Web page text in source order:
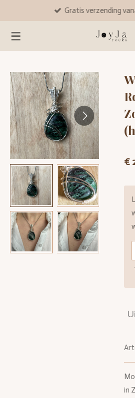
naar
de
Gratis verzending
€
in